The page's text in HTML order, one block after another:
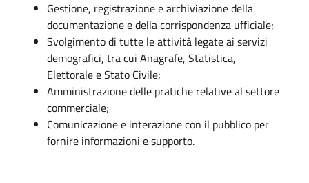
Gestione, registrazione e archiviazione della
documentazione e della corrispondenza ufficiale;
Svolgimento di tutte le attività legate ai servizi
demografici, tra cui Anagrafe, Statistica,
Elettorale e Stato Civile;
Amministrazione delle pratiche relative al settore
commerciale;
Comunicazione e interazione con il pubblico per
fornire informazioni e supporto.